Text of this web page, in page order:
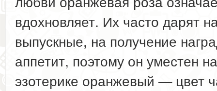
вдохновляет. Их часто дарят
выпускные, на получение
аппетит, поэтому он уместен
эзотерике оранжевый — цвет